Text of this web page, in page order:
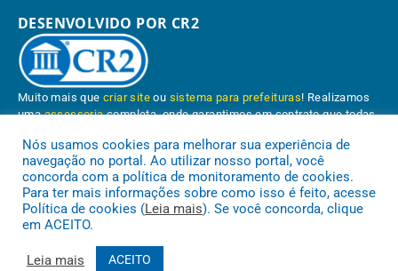
DESENVOLVIDO POR CR2
Muito mais quecriar site ou sistema para prefeituras! Realizamos
umaassessoriacompleta, onde garantimos em contrato que todas
Conheça oPNTP e oRadar da Transparência Pública
Nós usamos cookies para melhorar sua experiência de
navegação no portal. Ao utilizar nosso portal, você
concorda com a política de monitoramento de cookies.
Para ter mais informações sobre como isso é feito, acesse
Política de cookies (Leia mais). Se você concorda, clique
em ACEITO.
Leia mais ACEITO